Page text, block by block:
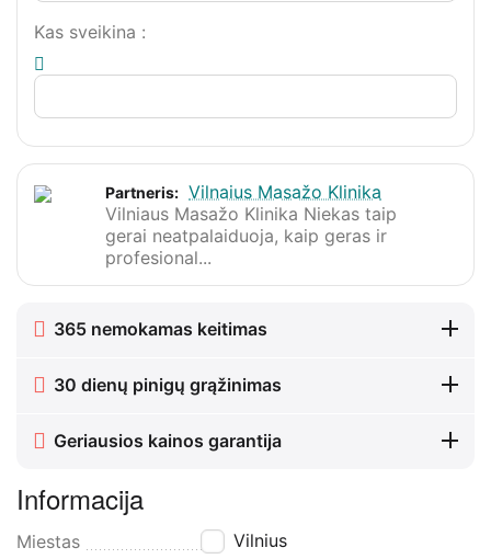
Kas sveikina :
Partneris: Vilnaius Masažo Klinika
Vilniaus Masažo Klinika Niekas taip
gerai neatpalaiduoja, kaip geras ir
profesional...
365 nemokamas keitimas
30 dienų pinigų grąžinimas
Geriausios kainos garantija
Informacija
Miestas Vilnius